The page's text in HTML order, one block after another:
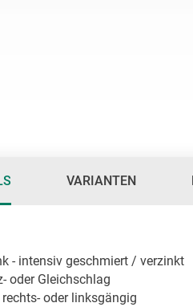
- intensiv geschmiert / verzinkt
oder Gleichschlag
oder linksgängig
VARIANTEN